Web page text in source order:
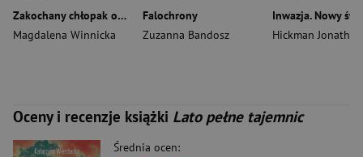
Zakochany chłopak od trzech atlasów
Magdalena Winnicka
Falochrony
Zuzanna Bandosz
Hickman Jonathan
Oceny i recenzje książki Lato pełne tajemnic
Średnia ocen: